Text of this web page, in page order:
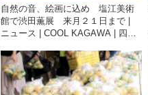
自然の音、絵画に込め 塩江美術
館で渋田薫展 来月２１日まで |
ニュース | COOL KAGAWA | 四国
サイト